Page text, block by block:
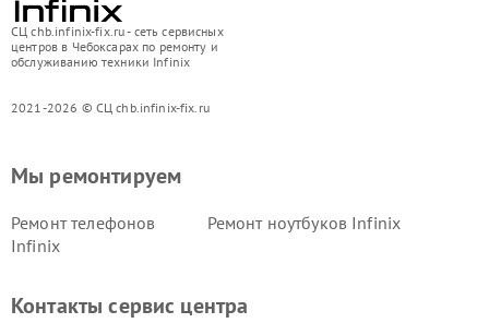
СЦ chb.infinix-fix.ru - сеть сервисных
центров в Чебоксарах по ремонту и
обслуживанию техники Infinix
2021-2026 © СЦ chb.infinix-fix.ru
Мы ремонтируем
Ремонт телефонов
Infinix
Ремонт ноутбуков Infinix
Контакты сервис центра